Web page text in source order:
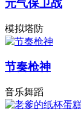
元气保卫战
模拟塔防
节奏枪神
音乐舞蹈